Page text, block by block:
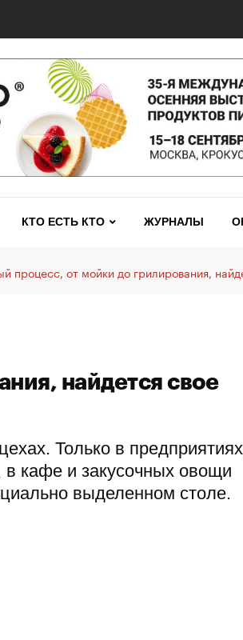
КТО ЕСТЬ КТО ЖУРНАЛЫ
процесс, от мойки до грилирования,
найдется свое
Только в
кафе и закусочных овощи
выделенном столе.